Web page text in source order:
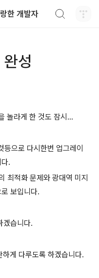
한 개발자
성
놀라게 한 것도 잠시...
으로 다시한번 업그레이
.
최적화 문제와 광대역 미지
보입니다.
겠습니다.
게 다루도록 하겠습니다.